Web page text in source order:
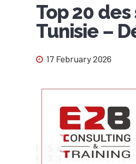
Top 20
Tunisie –
17 February 2026